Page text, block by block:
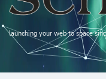
launching your web to space